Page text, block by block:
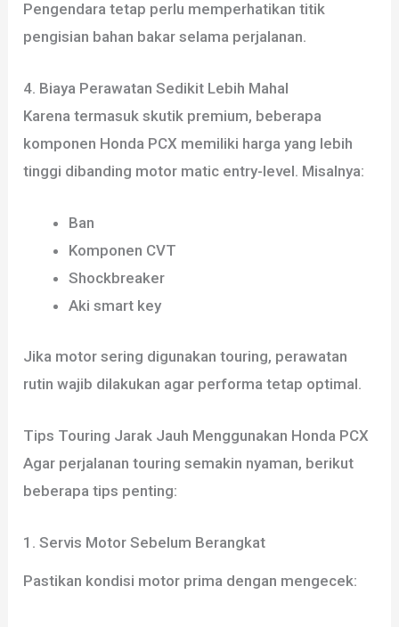
Pengendara tetap perlu memperhatikan titik
pengisian bahan bakar selama perjalanan.
4. Biaya Perawatan Sedikit Lebih Mahal
Karena termasuk skutik premium, beberapa
komponen Honda PCX memiliki harga yang lebih
tinggi dibanding motor matic entry-level. Misalnya:
Ban
Komponen CVT
Shockbreaker
Aki smart key
Jika motor sering digunakan touring, perawatan
rutin wajib dilakukan agar performa tetap optimal.
Tips Touring Jarak Jauh Menggunakan Honda PCX
Agar perjalanan touring semakin nyaman, berikut
beberapa tips penting:
1. Servis Motor Sebelum Berangkat
Pastikan kondisi motor prima dengan mengecek: